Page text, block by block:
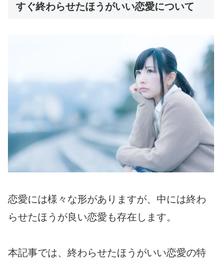
すぐ終わらせたほうがいい恋愛について
恋愛には様々な形がありますが、中には終わ
らせたほうが良い恋愛も存在します。
本記事では、終わらせたほうがいい恋愛の特